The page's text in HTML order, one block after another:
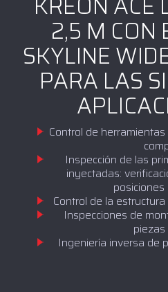
2,5 M CON
SKYLINE
PARA LAS
Control de
Inspección de las
inyectadas:
Control de la
Inspecciones de
Ingeniería inversa de